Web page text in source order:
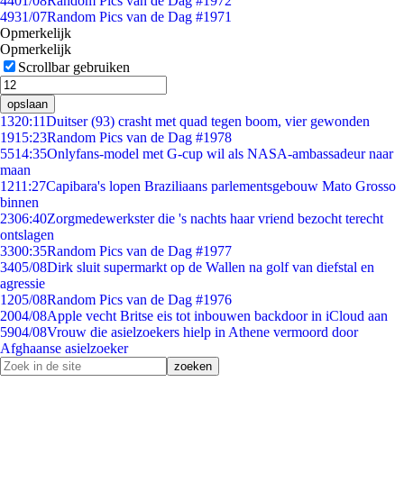
4931/07Random Pics van de Dag #1971
Opmerkelijk
Opmerkelijk
Scrollbar gebruiken
opslaan
1320:11Duitser (93) crasht met quad tegen boom, vier gewonden
1915:23Random Pics van de Dag #1978
5514:35Onlyfans-model met G-cup wil als NASA-ambassadeur naar
maan
1211:27Capibara's lopen Braziliaans parlementsgebouw Mato Grosso
binnen
2306:40Zorgmedewerkster die 's nachts haar vriend bezocht terecht
ontslagen
3300:35Random Pics van de Dag #1977
3405/08Dirk sluit supermarkt op de Wallen na golf van diefstal en
agressie
1205/08Random Pics van de Dag #1976
2004/08Apple vecht Britse eis tot inbouwen backdoor in iCloud aan
5904/08Vrouw die asielzoekers hielp in Athene vermoord door
Afghaanse asielzoeker